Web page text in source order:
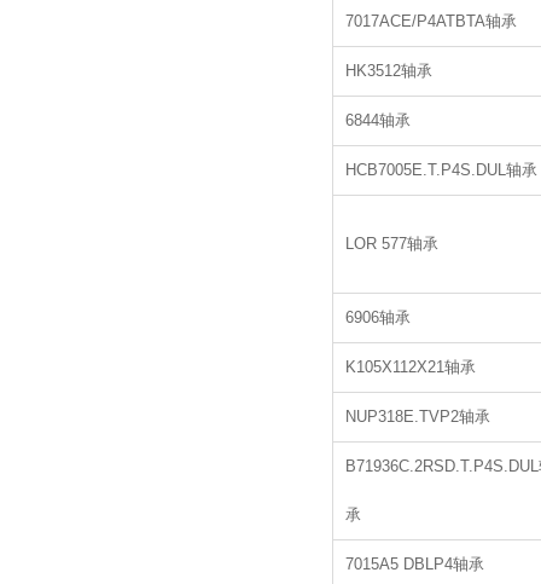
7017ACE/P4ATBTA轴承
HK3512轴承
6844轴承
HCB7005E.T.P4S.DUL轴承
LOR 577轴承
6906轴承
K105X112X21轴承
NUP318E.TVP2轴承
承
7015A5 DBLP4轴承